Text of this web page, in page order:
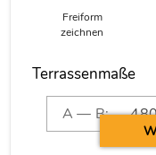
Freiform
zeichnen
Terrassenmaße
A — B: